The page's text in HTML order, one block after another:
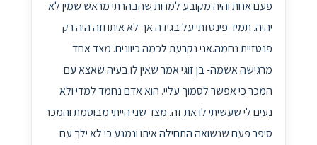
פעם אחת והיה מקובע למרות שהבהרתי מראש שמין לא
יהיה. תמיד פינטזתי על בגידה אך לא איתו וזה היה רק
פנטזיית נחמה.אני נקרעת לכמה כיוונים. מצד אחד
מרגישה אשמה- בן זוגי אמר שאין לו בעיה שאצא עם
המכר כי אפשר לסמוך עליי. הוא אדם נחמד למדי ולא
נעים לי שעשיתי לו את זה. מצד שני הייתי מבוסמת והמכר
סיפר פעם שנשואה התחילה איתו ונמנע כי לא ילך עם